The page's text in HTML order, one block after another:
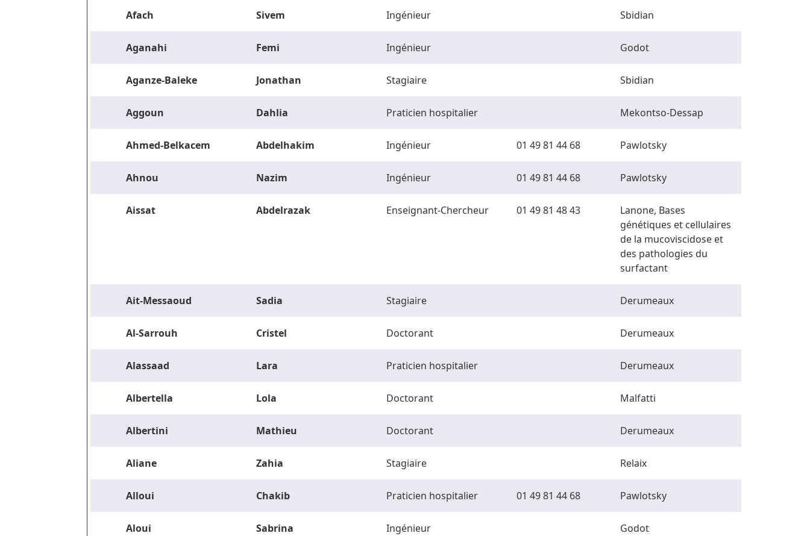
Afach Sivem Ingénieur Sbidian
Aganahi Femi Ingénieur Godot
Aganze-Baleke Jonathan Stagiaire Sbidian
Aggoun Dahlia Praticien hospitalier Mekontso-Dessap
Ahmed-Belkacem Abdelhakim Ingénieur 01 49 81 44 68 Pawlotsky
Ahnou Nazim Ingénieur 01 49 81 44 68 Pawlotsky
Aissat Abdelrazak Enseignant-Chercheur 01 49 81 48 43
Lanone, Bases
génétiques et cellulaires
de la mucoviscidose et
des pathologies du
surfactant
Ait-Messaoud Sadia Stagiaire Derumeaux
Al-Sarrouh Cristel Doctorant Derumeaux
Alassaad Lara Praticien hospitalier Derumeaux
Albertella Lola Doctorant Malfatti
Albertini Mathieu Doctorant Derumeaux
Aliane Zahia Stagiaire Relaix
Alloui Chakib Praticien hospitalier 01 49 81 44 68 Pawlotsky
Aloui Sabrina Ingénieur Godot